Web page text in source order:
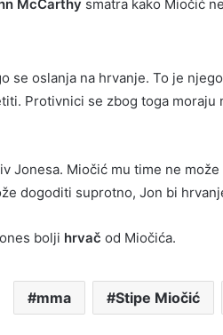
McCarthy smatra kako Miočić
se oslanja na hrvanje. To je
Protivnici se zbog toga moraju
Jonesa. Miočić mu time ne može
dogoditi suprotno, Jon bi
bolji hrvač od Miočića.
mma Stipe Miočić